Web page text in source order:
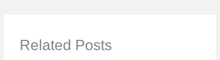
Related Posts